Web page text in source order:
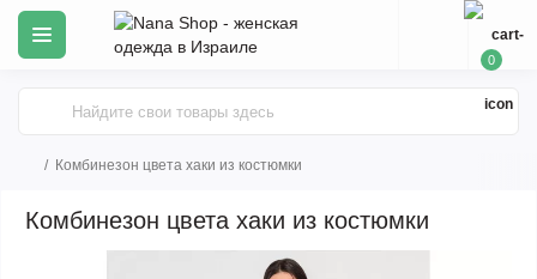
0
Комбинезон цвета хаки из костюмки
Комбинезон цвета хаки из костюмки